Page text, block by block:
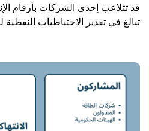
قد تتلاعب إحدى الشركات بأرقام
تبالغ في تقدير الاحتياطيات